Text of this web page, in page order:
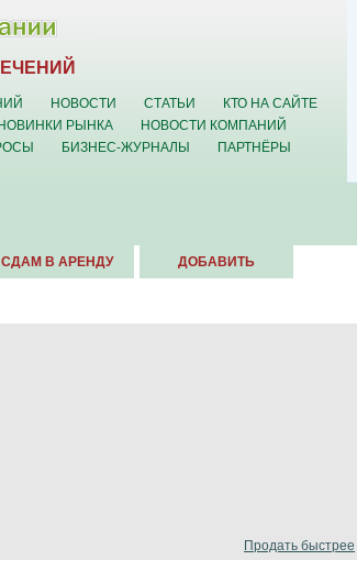
НОВОСТИ СТАТЬИ
КТО НА САЙТЕ
РЫНКА
НОВОСТИ КОМПАНИЙ
БИЗНЕС-ЖУРНАЛЫ
ПАРТНЁРЫ
СДАМ В АРЕНДУ ДОБАВИТЬ
Продать быстрее